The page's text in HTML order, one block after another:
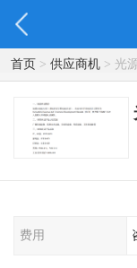
首页> 供应商机> 光
费用